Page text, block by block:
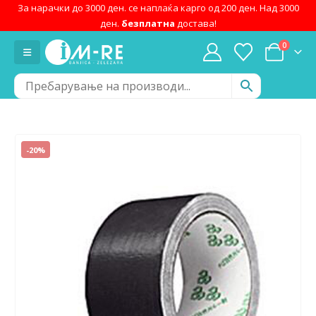
За нарачки до 3000 ден. се наплаќа карго од 200 ден. Над 3000
ден. безплатна достава!
0
-20%